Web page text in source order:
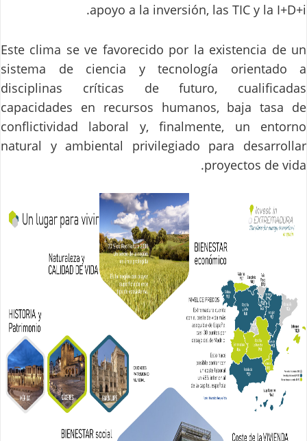
apoyo a la inversión, las TIC y la I+D+i.
Este clima se ve favorecido por la existencia de un
sistema de ciencia y tecnología orientado a
disciplinas críticas de futuro, cualificadas
capacidades en recursos humanos, baja tasa de
conflictividad laboral y, finalmente, un entorno
natural y ambiental privilegiado para desarrollar
proyectos de vida.